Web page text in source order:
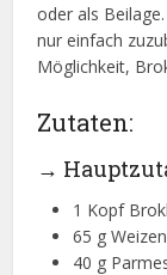
oder als
nur einfach
Möglichkeit,
Zutaten:
→
1 Kopf
65 g
40 g